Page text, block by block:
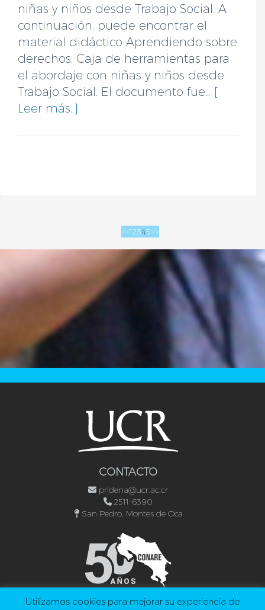
niñas y niños desde Trabajo Social. A
continuación, puede encontrar el
material didáctico Aprendiendo sobre
derechos: Caja de herramientas para
el abordaje con niñas y niños desde
Trabajo Social. El documento fue... [
Leer más..]
<<12345>>
CONTACTO
pridena@ucr.ac.cr
2511-6390
San Pedro, Montes de Oca
Utilizamos cookies para mejorar su experiencia de